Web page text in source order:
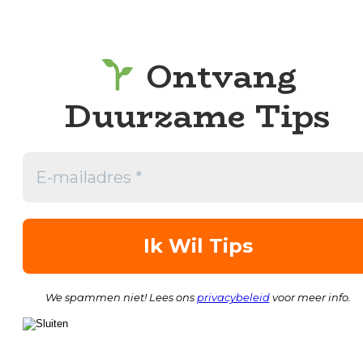
Ontvang
Duurzame Tips
We spammen niet! Lees ons privacybeleidvoor meer info.